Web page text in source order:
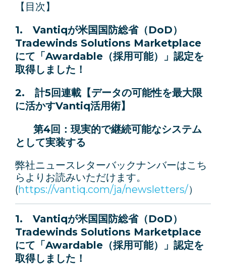
【目次】
1. Vantiqが米国国防総省（DoD）
Tradewinds Solutions Marketplace
にて「Awardable（採用可能）」認定を
取得しました！
2. 計5回連載【データの可能性を最大限
に活かすVantiq活用術】
第4回：現実的で継続可能なシステム
として実装する
弊社ニュースレターバックナンバーはこち
らよりお読みいただけます。
(https://vantiq.com/ja/newsletters/）
1. Vantiqが米国国防総省（DoD）
Tradewinds Solutions Marketplace
にて「Awardable（採用可能）」認定を
取得しました！